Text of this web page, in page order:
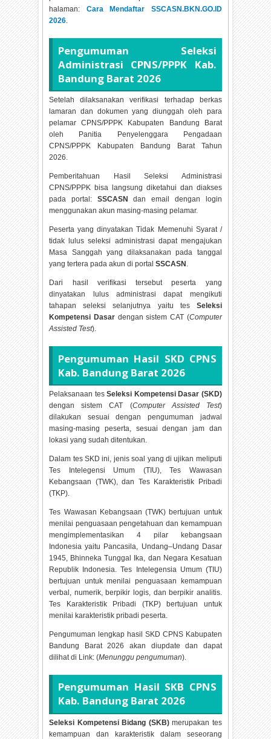
halaman: Cara Mendaftar SSCASN.BKN.GO.ID
2026.
Pengumuman Seleksi
Administrasi CPNS/PPPK Kab.
Bandung Barat 2026
Setelah dilaksanakan verifikasi terhadap berkas
lamaran dan dokumen yang diunggah oleh para
pelamar CPNS/PPPK Kabupaten Bandung Barat
oleh Panitia Penyelenggara Pengadaan
CPNS/PPPK Kabupaten Bandung Barat Tahun
2026.
Pemberitahuan Hasil Seleksi Administrasi
CPNS/PPPK bisa langsung diketahui dan diakses
pada portal: SSCASN
dan email dengan login
menggunakan akun masing-masing pelamar.
Peserta yang dinyatakan Tidak Memenuhi Syarat /
tidak lulus seleksi administrasi dapat mengajukan
Masa Sanggah yang dilaksanakan pada tanggal
yang tertera pada akun di portalSSCASN .
Dari hasil verifikasi tersebut peserta yang
dinyatakan lulus administrasi dapat mengikuti
tahapan seleksi selanjutnya yaitu tes Seleksi
Kompetensi Dasar dengan sistem CAT (Computer
Assisted Test).
Pengumuman Hasil SKD CPNS
Kab. Bandung Barat 2026
Pelaksanaan tesSeleksi Kompetensi Dasar (SKD)
dengan sistem CAT (Computer Assisted Test)
dilakukan sesuai dengan pengumuman jadwal
masing-masing peserta, sesuai dengan jam dan
lokasi yang sudah ditentukan.
Dalam tes SKD ini, jenis soal yang di ujikan meliputi
Tes Intelegensi Umum (TIU), Tes Wawasan
Kebangsaan (TWK), dan Tes Karakteristik Pribadi
(TKP).
Tes Wawasan Kebangsaan (TWK) bertujuan untuk
menilai penguasaan pengetahuan dan kemampuan
mengimplementasikan 4 pilar kebangsaan
Indonesia yaitu Pancasila, Undang–Undang Dasar
1945, Bhinneka Tunggal Ika, dan Negara Kesatuan
Republik Indonesia. Tes Intelegensia Umum (TIU)
bertujuan untuk menilai penguasaan kemampuan
verbal, numerik, berpikir logis, dan berpikir analitis.
Tes Karakteristik Pribadi (TKP) bertujuan untuk
menilai karakteristik pribadi peserta.
Pengumuman lengkap hasil SKD CPNS Kabupaten
Bandung Barat2026 akan diupdate dan dapat
dilihat di Link: (Menunggu pengumuman).
Pengumuman Hasil SKB CPNS
Kab. Bandung Barat 2026
Seleksi Kompetensi Bidang (SKB)merupakan tes
kemampuan dan karakteristik dalam seseorang